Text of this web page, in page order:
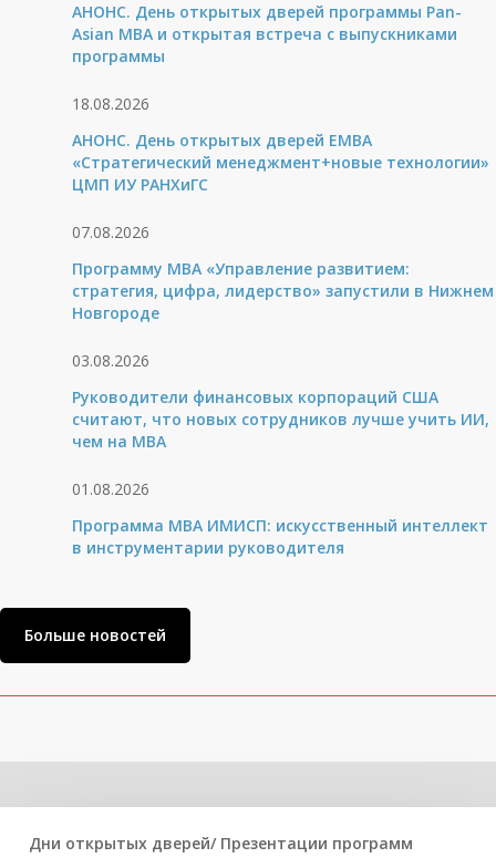
АНОНС. День открытых дверей программы Pan-
Asian MBA и открытая встреча с выпускниками
программы
18.08.2026
АНОНС. День открытых дверей ЕМВА
«Стратегический менеджмент+новые технологии»
ЦМП ИУ РАНХиГС
07.08.2026
Программу MBA «Управление развитием:
стратегия, цифра, лидерство» запустили в Нижнем
Новгороде
03.08.2026
Руководители финансовых корпораций США
считают, что новых сотрудников лучше учить ИИ,
чем на МВА
01.08.2026
Программа MBA ИМИСП: искусственный интеллект
в инструментарии руководителя
Больше новостей
Дни открытых дверей/ Презентации программ